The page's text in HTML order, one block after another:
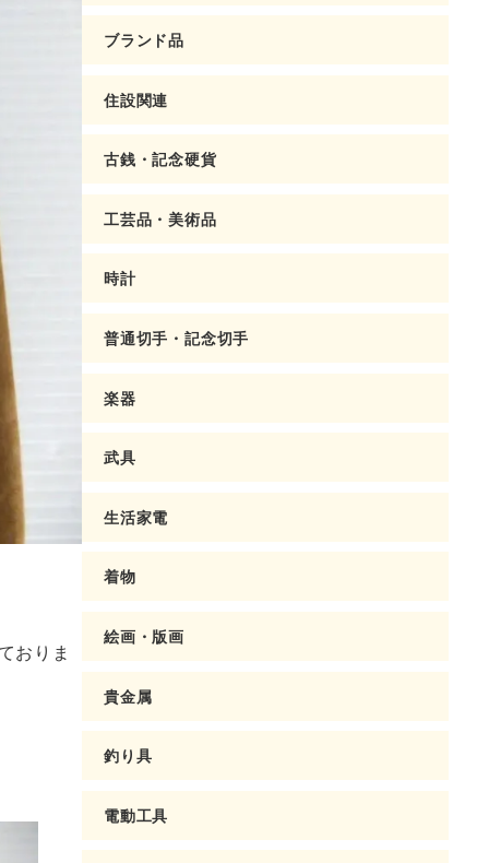
おりま
ブランド品
住設関連
古銭・記念硬貨
工芸品・美術品
時計
普通切手・記念切手
楽器
武具
生活家電
着物
絵画・版画
貴金属
釣り具
電動工具